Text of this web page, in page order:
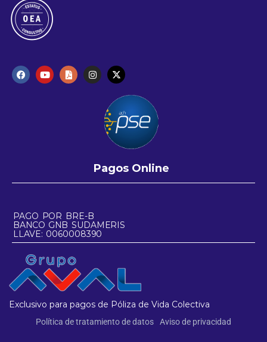
Pagos Online
PAGO POR BRE-B
BANCO GNB SUDAMERIS
LLAVE: 0060008390
Exclusivo para pagos de Póliza de Vida Colectiva
Política de tratamiento de datos Aviso de privacidad